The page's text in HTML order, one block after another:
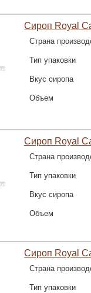
Сироп Royal
Страна
Тип упаковки
Вкус сиропа
Объем
Сироп Royal
Страна
Тип упаковки
Вкус сиропа
Объем
Сироп Royal
Страна
Тип упаковки